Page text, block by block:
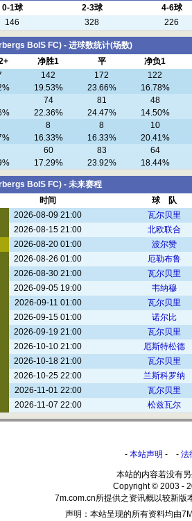
0-1球
2-3球 4-6球
146 328 226
BoIS FC) - 进球数统计(场数)
净胜1 平 净负1
142 172 122
19.53% 23.66% 16.78%
74 81 48
22.36% 24.47% 14.50%
8 8 10
16.33% 16.33% 20.41%
60 83 64
17.29% 23.92% 18.44%
BoIS FC) - 未来赛程
时间 球 队
2026-08-09 21:00 瓦尔贝里
2026-08-15 21:00 北欧联合
2026-08-20 01:00 波尔赞
2026-08-26 01:00 厄勒布鲁
2026-08-30 21:00 瓦尔贝里
2026-09-05 19:00 韦纳穆
2026-09-11 01:00 瓦尔贝里
2026-09-15 01:00 诺尔比
2026-09-19 21:00 瓦尔贝里
2026-10-10 21:00 厄斯特松德
2026-10-18 21:00 瓦尔贝里
2026-10-25 22:00 兰斯科罗纳
2026-11-01 22:00 瓦尔贝里
2026-11-07 22:00 松兹瓦尔
- 本站声明 - - 法
本站的内容若没有
Copyright © 2003 -
7m.com.cn所提供之资讯概以较新版
声明：本站呈现的所有资料均由